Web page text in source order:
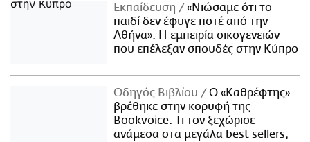
Εκπαίδευση
«Νιώσαμε ότι το
παιδί δεν έφυγε ποτέ από την
Αθήνα»: Η εμπειρία οικογενειών
που επέλεξαν σπουδές στην Κύπρο
Οδηγός Βιβλίου
Ο «Καθρέφτης»
βρέθηκε στην κορυφή της
Bookvoice. Τι τον ξεχώρισε
ανάμεσα στα μεγάλα best sellers;